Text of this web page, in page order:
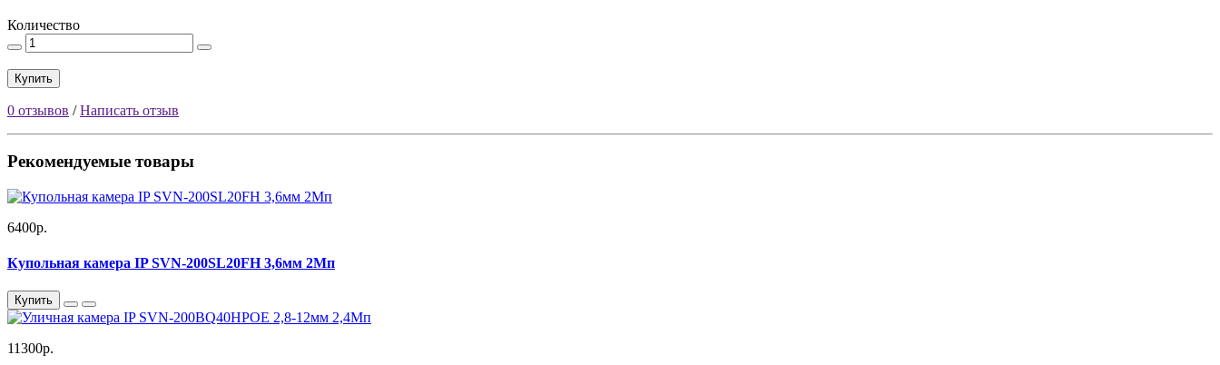
Количество
Купить
0 отзывов /Написать отзыв
Рекомендуемые товары
6400р.
Купольная камера IP SVN-200SL20FH 3,6мм 2Мп
Купить
11300р.